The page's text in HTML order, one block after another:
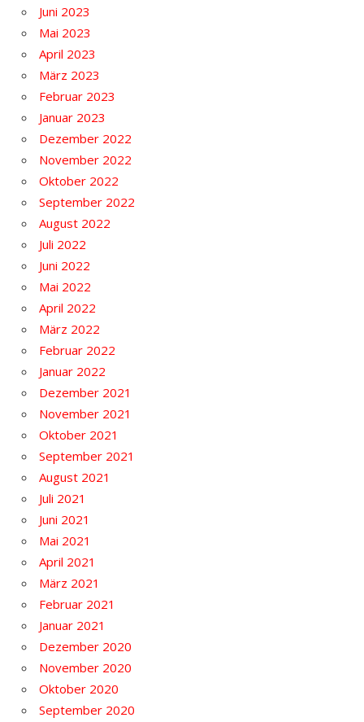
Juni 2023
Mai 2023
April 2023
März 2023
Februar 2023
Januar 2023
Dezember 2022
November 2022
Oktober 2022
September 2022
August 2022
Juli 2022
Juni 2022
Mai 2022
April 2022
März 2022
Februar 2022
Januar 2022
Dezember 2021
November 2021
Oktober 2021
September 2021
August 2021
Juli 2021
Juni 2021
Mai 2021
April 2021
März 2021
Februar 2021
Januar 2021
Dezember 2020
November 2020
Oktober 2020
September 2020